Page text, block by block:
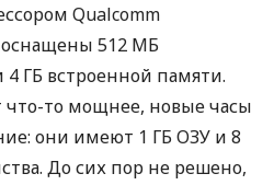
Qualcomm
оснащены 512 МБ
ГБ встроенной памяти.
что-то мощнее, новые часы
они имеют 1 ГБОЗУ и 8
До сих пор не решено,